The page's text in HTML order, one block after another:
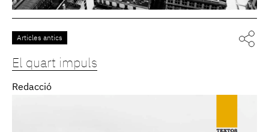
Articles antics
El quart impuls
Redacció